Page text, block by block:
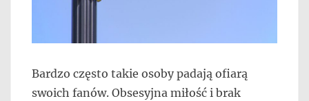
Bardzo często takie osoby padają ofiarą
swoich fanów. Obsesyjna miłość i brak